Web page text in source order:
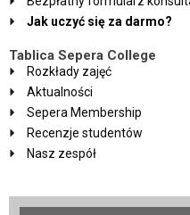
Jak uczyć się za darmo?
Tablica Sepera College
Rozkłady zajęć
Aktualności
Sepera Membership
Recenzje studentów
Nasz zespół